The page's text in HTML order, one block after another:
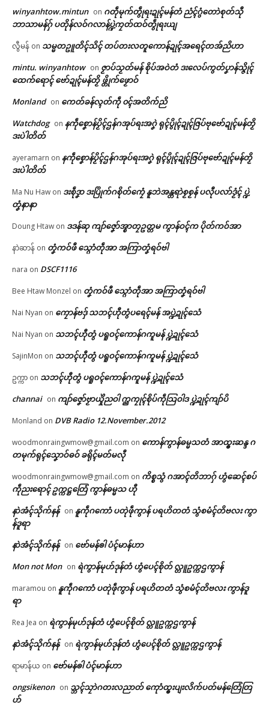
ပရိုၚ်လက္ကရဴအိုတ်
ညးဒါန်လိက်
ဗွဳဒဳယဵု
ကေတ်အဆက်
ဇူယာယဳ
March 10, 2026
March 12, 2026
In "ပရိုၚ်"
ဗၠာဲသၟိၚ်ဝတုက် မၞုံပ္ဍဲသၞေဟ်ကၚ်ဇြ
ပ်ဗုဂှ် ဒးဒုၚ်စၟဳစၟတ်ဒၟံၚ်ကဵု ဂကောံဒ
ထ္ၜးလွဟ် အောန်စှ်ေကၠုၚ်
February 25, 2026
winyanhtow.mintun on ဂတဵုမုက်တွဵုရးဍုၚ်မန်တံ ညံၚ်ဂွံတောဲစုတ်သီု
ဘာသာမန်ဂှ် ပတိုန်လဝ်ဂလာန်ပ္ဍဲကၠတ်ထဝ်တွဵုရးယျ
လွီမန် on သမ္မတဥူတိၚ်သိၚ် တပ်တးလတူကောန်ဍုၚ်အရေၚ်တအ်ညိဟာ
mintu. winyanhtow on ဇၟာပ်သၟတ်မန် စိုပ်အဝဲတံ ဒးလေပ်ကွတ်ပၞာန်သ္ဇိုၚ်
ထေက်ရောၚ် ဗော်ဍုၚ်မန်တၟိ ဖ္တိုက်ဖၟောဝ်
Monland on ကေတ်ခန်လ္ၚတ်ကဵု ၀ၚ်အတိက်ညိ
Watchdog on နကဵုစၞောန်ပၟိၚ်ဌန်ဂအုပ်ရးအဂၞဲ ရုၚ်ပွိုၚ်ဍုၚ်ဇြပ်ဗုဗော်ဍုၚ်မန်တၟိ
ဒးပဲါတိတ်
ayeramarn on နကဵုစၞောန်ပၟိၚ်ဌန်ဂအုပ်ရးအဂၞဲ ရုၚ်ပွိုၚ်ဍုၚ်ဇြပ်ဗုဗော်ဍုၚ်မန်တၟိ
ဒးပဲါတိတ်
Ma Nu Haw on ဒးစဵုဒၞာ ဒးပြိုက်ဂစိုတ်ကၠေံ နူဘဲအန္တရာဲစၟစၟန် ပလီုပလာ်ဒၟံၚ် ပ္ဍဲ
တၞံနာနာ
Doung Htaw on ဒဒန်ဆု ကျာ်ဇၞော်အ္စာတၠဥတ္တမ ကွာန်ဝၚ်က ပိုတ်ကဝ်အာ
နာဲဆာန် on တၞံကဝ်ဖီ သ္ဂောံတဵုအာ အကြာတၞံရဝ်ဗါ
nara on DSCF1116
Bee Htaw Monzel on တၞံကဝ်ဖီ သ္ဂောံတဵုအာ အကြာတၞံရဝ်ဗါ
Nai Nyan on ကၠောန်ဗဒှ် သဘၚ်ဟီုတွံပရေၚ်မန် အပ္ဍဲဍုၚ်သေံ
Nai Nyan on သဘၚ်ဟီုတွံ ပရူဝၚ်ကောန်ဂကူမန် ပ္ဍဲဍုၚ်သေံ
SajinMon on သဘၚ်ဟီုတွံ ပရူဝၚ်ကောန်ဂကူမန် ပ္ဍဲဍုၚ်သေံ
ဥက္ကာ on သဘၚ်ဟီုတွံ ပရူဝၚ်ကောန်ဂကူမန် ပ္ဍဲဍုၚ်သေံ
channai on ကျာ်ဇၞော်ဗၟာယှိုဲညဝါ က္ညကၠုၚ်စိုပ်ကဵုသြဝါဒ ပ္ဍဲဍုၚ်ကျာ်ပိ
Monland on DVB Radio 12.November.2012
woodmonraingwmow@gmail.com on ကောန်ကွာန်ဓမ္မသတံ အာထ္ၜးဆန္ဒ ဂ
တမုက်ရုၚ်သၞောဝ်ဓဝ် ခရိုၚ်မတ်မလီု
woodmonraingwmow@gmail.com on ကိစ္စသွံ ဂအာၚ်တိဘာဂှ် ဟွံဆေၚ်စပ်
ကဵုညးရောၚ် ဥက္ကဋ္ဌတြေံ ကွာန်ဓမ္မသ ဟီု
နာဲအံၚ်သိုက်နန် on နူကဵုဂကောံ ပတုဲဖဵုကွာန် ပရဟိတတံ သွံစမံၚ်တိဗလး ကွာ
န်ဒူရာ
နာဲအံၚ်သိုက်နန် on ဗော်မန်ၜါ ပံၚ်မာန်ဟာ
Mon not Mon on ရဲကွာန်မုဟ်ဒုန်တံ ဟွံပေၚ်စိုတ် လ္တူဥက္ကဌကွာန်
maramou on နူကဵုဂကောံ ပတုဲဖဵုကွာန် ပရဟိတတံ သွံစမံၚ်တိဗလး ကွာန်ဒူ
ရာ
Rea Jea on ရဲကွာန်မုဟ်ဒုန်တံ ဟွံပေၚ်စိုတ် လ္တူဥက္ကဌကွာန်
နာဲအံၚ်သိုက်နန် on ရဲကွာန်မုဟ်ဒုန်တံ ဟွံပေၚ်စိုတ် လ္တူဥက္ကဌကွာန်
ရာမာန်ယ on ဗော်မန်ၜါ ပံၚ်မာန်ဟာ
ongsikenon on သ္ဘၚ်သၠာဲဂတးလညာတ် ကေုာံထ္ၜးပျးလိက်ပတ်မန်တြေံတြ
ဟ်